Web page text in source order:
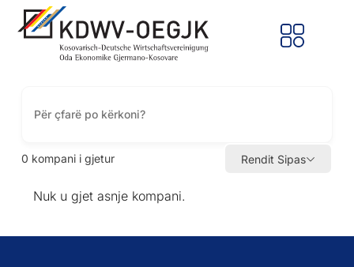
0 kompani i gjetur Rendit Sipas
Nuk u gjet asnje kompani.